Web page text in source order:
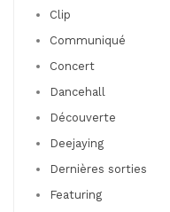
Clip
Communiqué
Concert
Dancehall
Découverte
Deejaying
Dernières sorties
Featuring